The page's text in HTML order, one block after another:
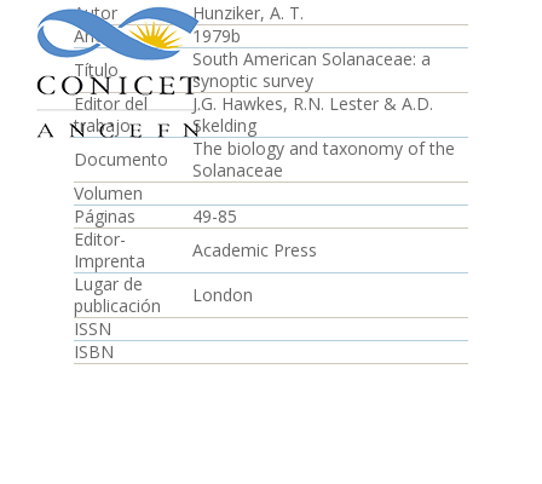
Autor
Hunziker, A. T.
Año
1979b
Título
South American Solanaceae: a
synoptic survey
Editor del
trabajo
J.G. Hawkes, R.N. Lester & A.D.
Skelding
Documento
The biology and taxonomy of the
Solanaceae
Volumen
Páginas
49-85
Editor-
Imprenta
Academic Press
Lugar de
publicación
London
ISSN
ISBN